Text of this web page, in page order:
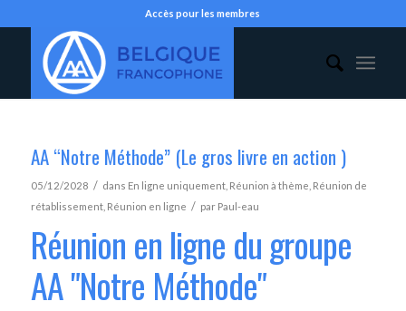
Accès pour les membres
AA “Notre Méthode” (Le gros livre en action )
05/12/2028 / dans En ligne uniquement, Réunion à thème Réunion de
rétablissement, Réunion en ligne / par Paul-eau
Réunion en ligne du groupe
AA "Notre Méthode"